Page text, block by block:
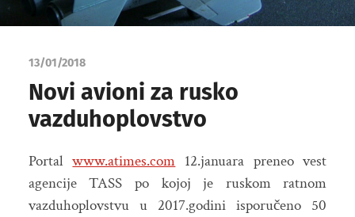
Muzej
As
13/01/2018
Novi avioni za rusko
vazduhoplovstvo
Portalwww.atimes.com12.januara preneo vest
agencije TASS po kojoj je ruskom ratnom
vazduhoplovstvu u 2017.godini isporučeno 50